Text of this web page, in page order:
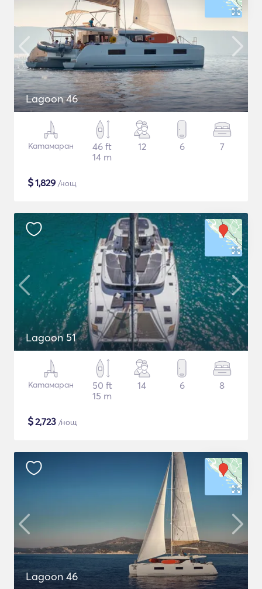
Lagoon 46
Катамаран
46 ft
14 m
12 6 7
$1,829 /нощ
Lagoon 51
Катамаран
50 ft
15 m
14 6 8
$2,723 /нощ
Lagoon 46